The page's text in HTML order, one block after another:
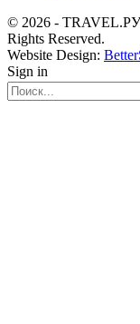
© 2026 - TRAVEL.РУ
Rights Reserved.
Website Design:
Sign in